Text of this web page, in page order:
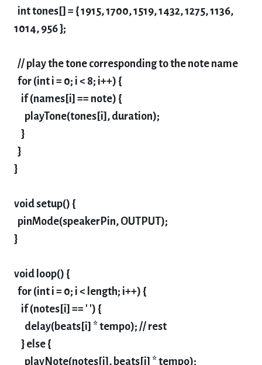
int tones[] = { 1915, 1700, 1519, 1432, 1275, 1136,
1014, 956 };
// play the tone corresponding to the note name
for (int i = 0; i < 8; i++) {
if (names[i] == note) {
playTone(tones[i], duration);
}
}
}
void setup() {
pinMode(speakerPin, OUTPUT);
}
void loop() {
for (int i = 0; i < length; i++) {
if (notes[i] == ' ') {
delay(beats[i] * tempo); // rest
} else {
playNote(notes[i], beats[i] * tempo);